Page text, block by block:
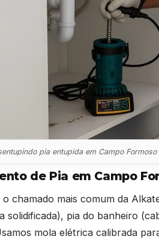
pia entupida em Campo Formoso
de Pia em Campo
chamado mais comum da
solidificada), pia do banheiro
mola elétrica calibrada